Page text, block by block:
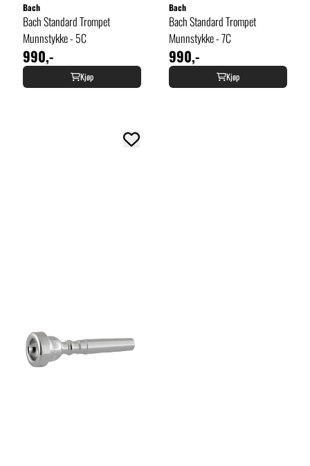
Bach
Bach Standard Trompet
Munnstykke - 5C
990,-
Kjøp
Bach
Bach Standard Trompet
Munnstykke - 7C
990,-
Kjøp